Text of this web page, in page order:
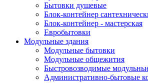
Бытовки душевые
Блок-контейнер
Блок-контейнер - мастерская
Евробытовки
Модульные здания
Модульные бытовки
Модульные общежития
Быстровозводимые
Административно-бытовые